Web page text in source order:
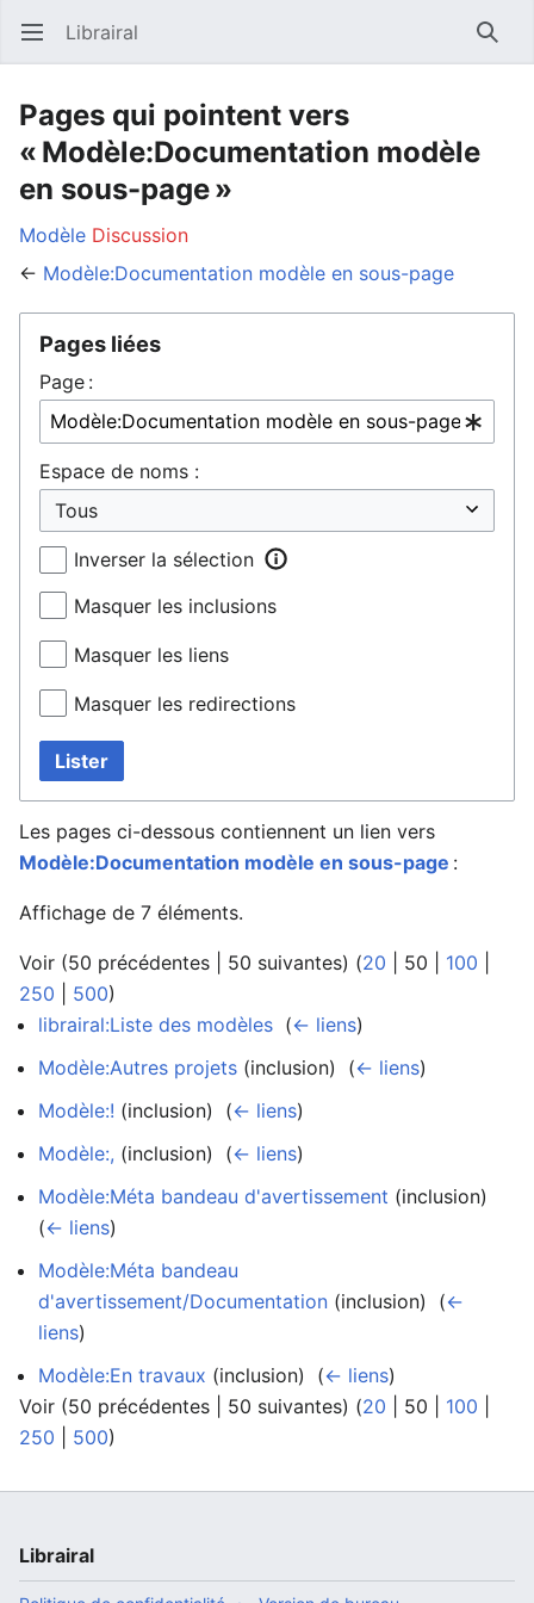
Ouvrir le menu principal Librairal
Pages qui pointent vers
« Modèle:Documentation modèle
en sous-page »
Modèle Discussion
← Modèle:Documentation modèle en sous-page
Pages liées
Page :
Espace de noms :
Inverser la sélection
Masquer les inclusions
Masquer les liens
Masquer les redirections
Lister
Les pages ci-dessous contiennent un lien vers
Modèle:Documentation modèle en sous-page :
Affichage de 7 éléments.
Voir (50 précédentes 50 suivantes) (20 50 100
250
500)
librairal:Liste des modèles (← liens)
Modèle:Autres projets (inclusion) ‎ (← liens)
Modèle:! (inclusion) ‎ (← liens)
Modèle:, (inclusion) ‎ (← liens)
Modèle:Méta bandeau d'avertissement (inclusion) ‎
(← liens)
Modèle:Méta bandeau
d'avertissement/Documentation (inclusion) ‎ (←
liens)
Modèle:En travaux (inclusion) ‎ (← liens)
Voir (50 précédentes 50 suivantes) (20 50 100
250
500)
Librairal